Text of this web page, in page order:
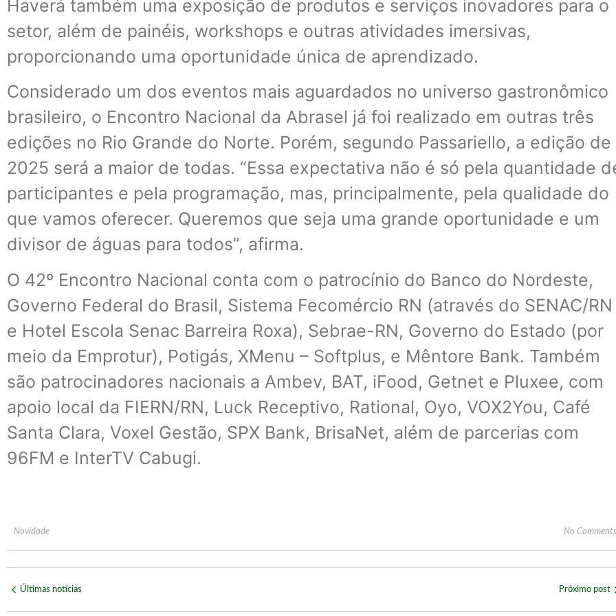
Haverá também uma exposição de produtos e serviços inovadores para o
setor, além de painéis, workshops e outras atividades imersivas,
proporcionando uma oportunidade única de aprendizado.
Considerado um dos eventos mais aguardados no universo gastronômico
brasileiro, o Encontro Nacional da Abrasel já foi realizado em outras três
edições no Rio Grande do Norte. Porém, segundo Passariello, a edição de
2025 será a maior de todas. “Essa expectativa não é só pela quantidade
participantes e pela programação, mas, principalmente, pela qualidade do
que vamos oferecer. Queremos que seja uma grande oportunidade e um
divisor de águas para todos”, afirma.
O 42º Encontro Nacional conta com o patrocínio do Banco do Nordeste,
Governo Federal do Brasil, Sistema Fecomércio RN (através do SENAC/RN
e Hotel Escola Senac Barreira Roxa), Sebrae-RN, Governo do Estado (por
meio da Emprotur), Potigás, XMenu – Softplus, e Mêntore Bank. Também
são patrocinadores nacionais a Ambev, BAT, iFood, Getnet e Pluxee, com
apoio local da FIERN/RN, Luck Receptivo, Rational, Oyo, VOX2You, Café
Santa Clara, Voxel Gestão, SPX Bank, BrisaNet, além de parcerias com
96FM e InterTV Cabugi.
Novidade No Comments
Últimas notícias Próximo post